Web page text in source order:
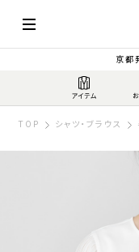
京都
TOP シャツ・ブラウス